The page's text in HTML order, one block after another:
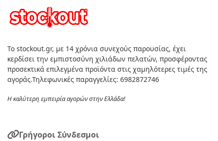
Το stockout.gr, με 14 χρόνια συνεχούς παρουσίας, έχει
κερδίσει την εμπιστοσύνη χιλιάδων πελατών, προσφέροντας
προσεκτικά επιλεγμένα προϊόντα στις χαμηλότερες τιμές της
αγοράς.Τηλεφωνικές παραγγελίες: 6982872746
Η καλύτερη εμπειρία αγορών στην Ελλάδα!
Γρήγοροι Σύνδεσμοι